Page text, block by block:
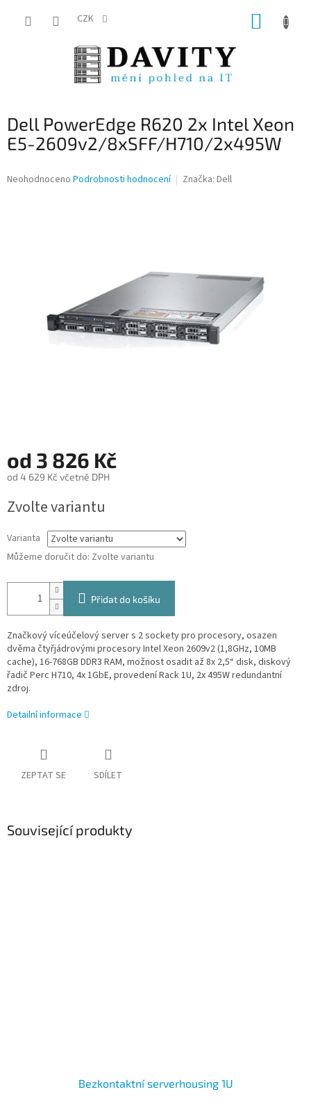
CZK
Dell PowerEdge R620 2x Intel Xeon
E5-2609v2/8xSFF/H710/2x495W
Průměrné
Neohodnoceno Podrobnosti hodnocení Značka: Dell
od 3 826 Kč
od 4 629 Kč včetně DPH
cena:
Zvolte variantu
Varianta
Můžeme doručit do: Zvolte variantu
Přidat do košíku
Značkový víceúčelový server s 2 sockety pro procesory, osazen
dvěma čtyřjádrovými procesory Intel Xeon 2609v2 (1,8GHz, 10MB
cache), 16-768GB DDR3 RAM, možnost osadit až 8x 2,5“ disk, diskový
řadič Perc H710, 4x 1GbE, provedení Rack 1U, 2x 495W redundantní
zdroj.
Detailní informace
ZEPTAT SE SDÍLET
Související produkty
Bezkontaktní serverhousing 1U